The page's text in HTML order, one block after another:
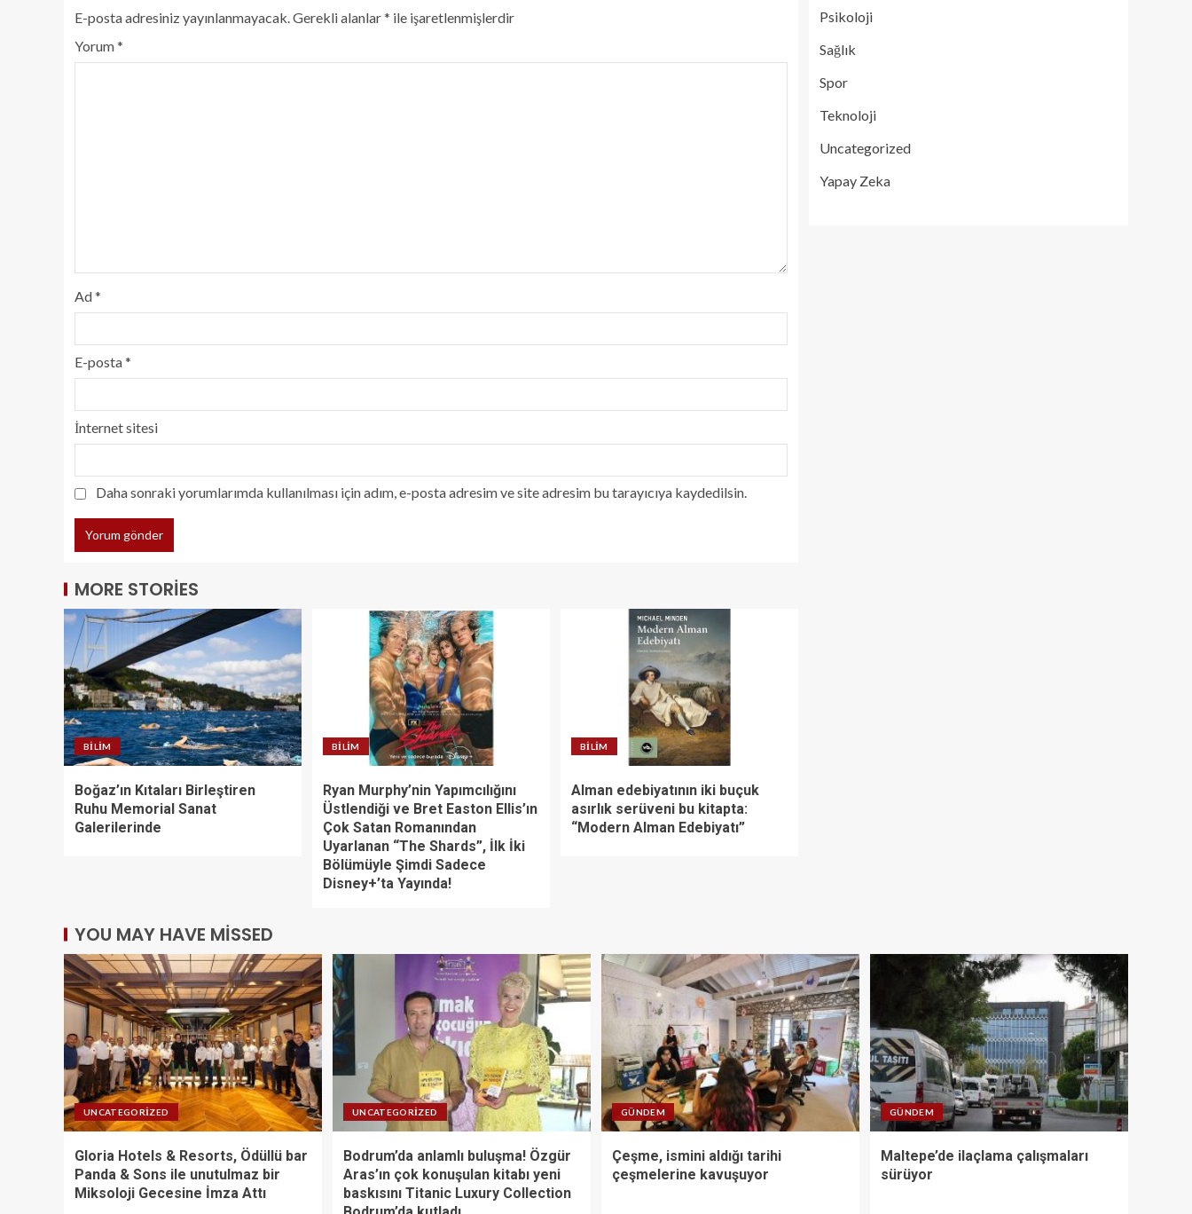
E-posta adresiniz yayınlanmayacak.Gerekli alanlar* ile işaretlenmişlerdir
Yorum*
Ad*
E-posta*
İnternet sitesi
Daha sonraki yorumlarımda kullanılması için adım, e-posta adresim ve site adresim bu tarayıcıya kaydedilsin.
MORE STORIES
BILIM
Boğaz’ın Kıtaları Birleştiren
Ruhu Memorial Sanat
Galerilerinde
BILIM
Ryan Murphy’nin Yapımcılığını
Üstlendiği ve Bret Easton Ellis’ın
Çok Satan Romanından
Uyarlanan “The Shards”, İlk İki
Bölümüyle Şimdi Sadece
Disney+’ta Yayında!
BILIM
Alman edebiyatının iki buçuk
asırlık serüveni bu kitapta:
“Modern Alman Edebiyatı”
Psikoloji
Sağlık
Spor
Teknoloji
Uncategorized
Yapay Zeka
YOU MAY HAVE MISSED
UNCATEGORIZED
Gloria Hotels & Resorts, Ödüllü bar
Panda & Sons ile unutulmaz bir
Miksoloji Gecesine İmza Attı
UNCATEGORIZED
Bodrum’da anlamlı buluşma! Özgür
Aras’ın çok konuşulan kitabı yeni
baskısını Titanic Luxury Collection
GÜNDEM
Çeşme, ismini aldığı tarihi
çeşmelerine kavuşuyor
GÜNDEM
Maltepe’de ilaçlama çalışmaları
sürüyor